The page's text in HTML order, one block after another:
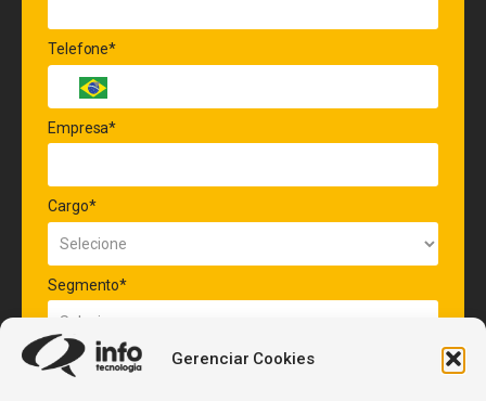
Gerenciar Cookies
Telefone*
Empresa*
Cargo*
Segmento*
Quantidade de veículos da frota*